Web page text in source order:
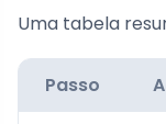
Uma tabela
Passo